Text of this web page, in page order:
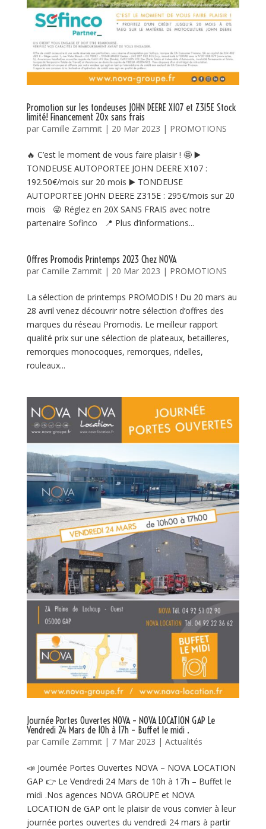
Promotion sur les tondeuses JOHN DEERE X107 et Z315E Stock
limité! Financement 20x sans frais
par Camille Zammit| 20 Mar 2023 | PROMOTIONS
🔥 C’est le moment de vous faire plaisir ! 🤩 ▶️
TONDEUSE AUTOPORTEE JOHN DEERE X107 :
192.50€/mois sur 20 mois ▶️ TONDEUSE
AUTOPORTEE JOHN DEERE Z315E : 295€/mois sur 20
mois 😜 Réglez en 20X SANS FRAIS avec notre
partenaire Sofinco 📍 Plus d’informations...
Offres Promodis Printemps 2023 Chez NOVA
par Camille Zammit| 20 Mar 2023 | PROMOTIONS
La sélection de printemps PROMODIS ! Du 20 mars au
28 avril venez découvrir notre sélection d’offres des
marques du réseau Promodis. Le meilleur rapport
qualité prix sur une sélection de plateaux, betailleres,
remorques monocoques, remorques, ridelles,
rouleaux...
Journée Portes Ouvertes NOVA – NOVA LOCATION GAP Le
Vendredi 24 Mars de 10h à 17h – Buffet le midi .
par Camille Zammit| 7 Mar 2023 | Actualités
📣 Journée Portes Ouvertes NOVA – NOVA LOCATION
GAP 👉 Le Vendredi 24 Mars de 10h à 17h – Buffet le
midi .Nos agences NOVA GROUPE et NOVA
LOCATION de GAP ont le plaisir de vous convier à leur
journée portes ouvertes du vendredi 24 mars à partir